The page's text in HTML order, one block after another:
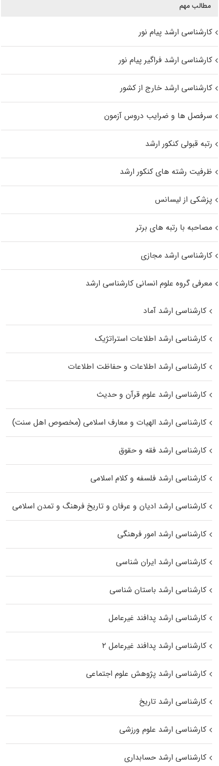
مطالب مهم
کارشناسی ارشد پیام نور
کارشناسی ارشد فراگیر پیام نور
کارشناسی ارشد خارج از کشور
سرفصل ها و ضرایب دروس آزمون
رتبه قبولی کنکور ارشد
ظرفیت رشته های کنکور ارشد
پزشکی از لیسانس
مصاحبه با رتبه های برتر
کارشناسی ارشد مجازی
معرفی گروه علوم انسانی کارشناسی ارشد
کارشناسی ارشد آماد
کارشناسی ارشد اطلاعات استراتژیک
کارشناسی ارشد اطلاعات و حفاظت اطلاعات
کارشناسی ارشد علوم قرآن و حدیث
کارشناسی ارشد الهیات و معارف اسلامی (مخصوص اهل سنت)
کارشناسی ارشد فقه و حقوق
کارشناسی ارشد فلسفه و کلام اسلامی
کارشناسی ارشد ادیان و عرفان و تاریخ فرهنگ و تمدن اسلامی
کارشناسی ارشد امور فرهنگی
کارشناسی ارشد ایران شناسی
کارشناسی ارشد باستان شناسی
کارشناسی ارشد پدافند غیرعامل
کارشناسی ارشد پدافند غیرعامل ۲
کارشناسی ارشد پژوهش علوم اجتماعی
کارشناسی ارشد تاریخ
کارشناسی ارشد علوم ورزشی
کارشناسی ارشد حسابداری